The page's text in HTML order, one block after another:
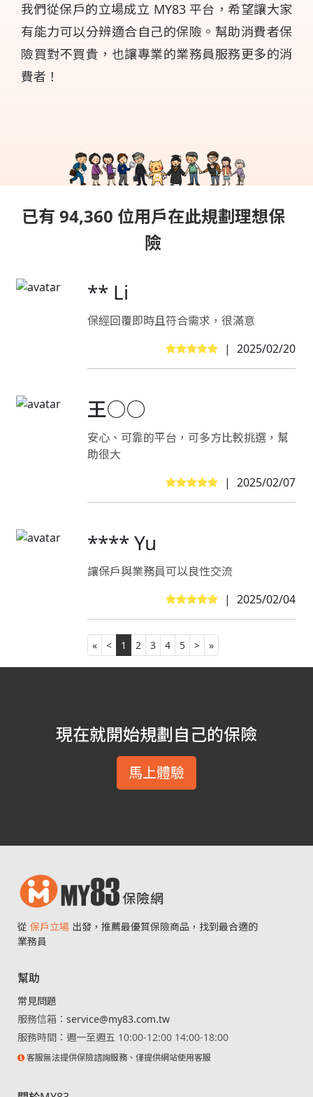
我們從保戶的立場成立 MY83 平台，希望讓大家
有能力可以分辨適合自己的保險。幫助消費者保
險買對不買貴，也讓專業的業務員服務更多的消
費者！
已有 94,360 位用戶在此規劃理想保
險
** Li
保經回覆即時且符合需求，很滿意
| 2025/02/20
王○○
安心、可靠的平台，可多方比較挑選，幫
助很大
| 2025/02/07
**** Yu
讓保戶與業務員可以良性交流
| 2025/02/04
« < 1 2 3 4 5 > »
現在就開始規劃自己的保險
馬上體驗
從 保戶立場 出發，推薦最優質保險商品，找到最合適的
業務員
幫助
常見問題
服務信箱： service@my83.com.tw
服務時間：週一至週五 10:00-12:00 14:00-18:00
客服無法提供保險諮詢服務、僅提供網站使用客服